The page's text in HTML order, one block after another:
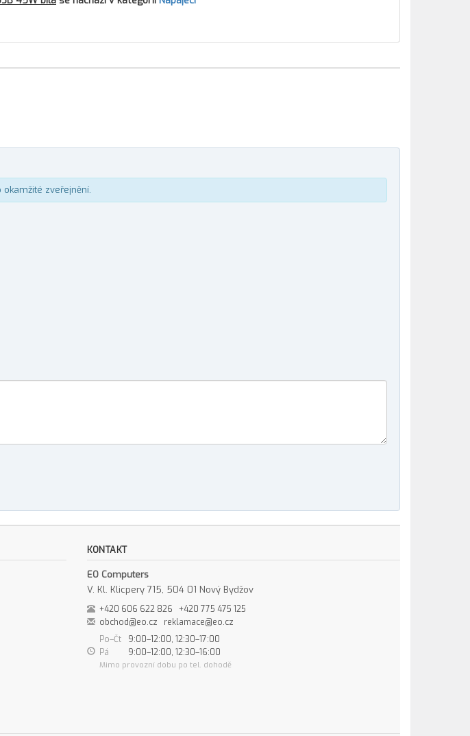
okamžité zveřejnění.
KONTAKT
EO Computers
V. Kl. Klicpery 715, 504 01 Nový Bydžov
+420 606 622 826
+420 775 475 125
obchod@eo.cz
reklamace@eo.cz
Po–Čt
9:00–12:00, 12:30–17:00
Pá
9:00–12:00, 12:30–16:00
Mimo provozní dobu po tel. dohodě